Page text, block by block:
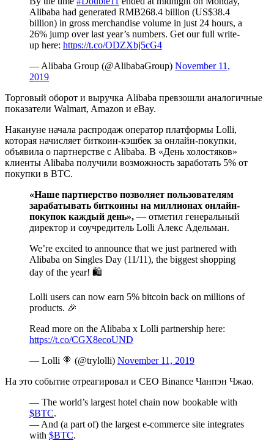
Alibaba had generated RMB268.4 billion (US$38.4
billion) in gross merchandise volume in just 24 hours, a
26% jump over last year’s numbers. Get our full write-
up here: https://t.co/ODZXbj5cG4
— Alibaba Group (@AlibabaGroup) November 11,
2019
Торговый оборот и выручка Alibaba превзошли аналогичные
показатели Walmart, Amazon и eBay.
Накануне начала распродаж оператор платформы Lolli,
которая начисляет биткоин-кэшбек за онлайн-покупки,
объявила о партнерстве с Alibaba. В «День холостяков»
клиенты Alibaba получили возможность заработать 5% от
покупки в BTC.
«Наше партнерство позволяет пользователям
зарабатывать биткоины на миллионах онлайн-
покупок каждый день», — отметил генеральный
директор и соучредитель Lolli Алекс Адельман.
We’re excited to announce that we just partnered with
Alibaba on Singles Day (11/11), the biggest shopping
day of the year! 🛍
Lolli users can now earn 5% bitcoin back on millions of
products. 🎉
Read more on the Alibaba x Lolli partnership here:
https://t.co/CGX8ecoUND
— Lolli 🍭 (@trylolli) November 11, 2019
На это событие отреагировал и CEO Binance Чанпэн Чжао.
— The world’s largest hotel chain now bookable with
$BTC.
— And (a part of) the largest e-commerce site integrates
with $BTC.